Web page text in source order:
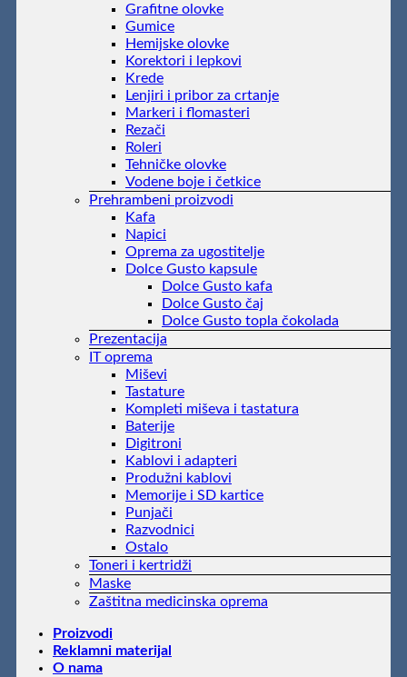
Grafitne olovke
Gumice
Hemijske olovke
Korektori i lepkovi
Krede
Lenjiri i pribor za crtanje
Markeri i flomasteri
Rezači
Roleri
Tehničke olovke
Vodene boje i četkice
Prehrambeni proizvodi
Kafa
Napici
Oprema za ugostitelje
Dolce Gusto kapsule
Dolce Gusto kafa
Dolce Gusto čaj
Dolce Gusto topla čokolada
Prezentacija
IT oprema
Miševi
Tastature
Kompleti miševa i tastatura
Baterije
Digitroni
Kablovi i adapteri
Produžni kablovi
Memorije i SD kartice
Punjači
Razvodnici
Ostalo
Toneri i kertridži
Maske
Zaštitna medicinska oprema
Proizvodi
Reklamni materijal
O nama